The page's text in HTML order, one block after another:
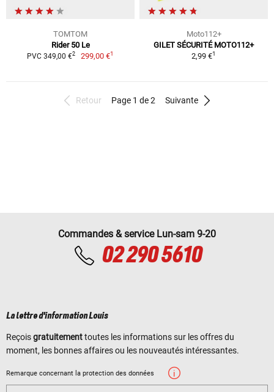
TOMTOM
Rider 50 Le
PVC 349,00 €2 299,00 €1
Moto112+
GILET SÉCURITÉ MOTO112+
2,99 €1
Retour Page 1 de 2 Suivante
Commandes & service Lun-sam 9-20
02 290 5610
La lettre d'information Louis
Reçoisgratuitementtoutes les informations sur les offres du
moment, les bonnes affaires ou les nouveautés intéressantes.
Remarque concernant la protection des données